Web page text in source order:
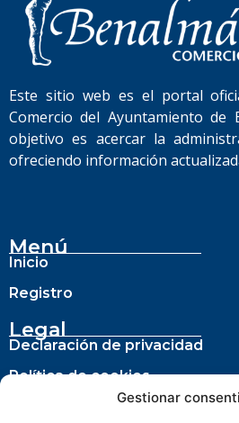
Gestionar
Este sitio web es el portal
Comercio del Ayuntamiento de
objetivo es acercar la
ofreciendo información
Menú
Inicio
Registro
Legal
Declaración de privacidad
Política de cookies